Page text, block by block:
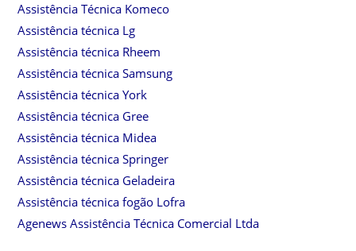
Assistência Técnica Komeco
Assistência técnica Lg
Assistência técnica Rheem
Assistência técnica Samsung
Assistência técnica York
Assistência técnica Gree
Assistência técnica Midea
Assistência técnica Springer
Assistência técnica Geladeira
Assistência técnica fogão Lofra
Agenews Assistência Técnica Comercial Ltda